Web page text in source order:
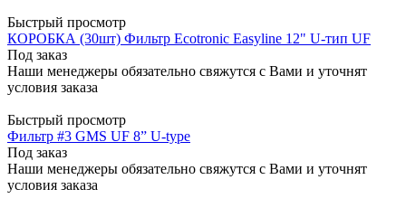
Быстрый просмотр
КОРОБКА (30шт) Фильтр Ecotronic Easyline 12" U-тип UF
Под заказ
Наши менеджеры обязательно свяжутся с Вами и уточнят
условия заказа
Быстрый просмотр
Фильтр #3 GMS UF 8” U-type
Под заказ
Наши менеджеры обязательно свяжутся с Вами и уточнят
условия заказа